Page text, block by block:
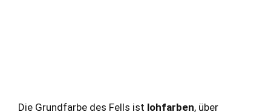
Die Grundfarbe des Fells ist lohfarben, über